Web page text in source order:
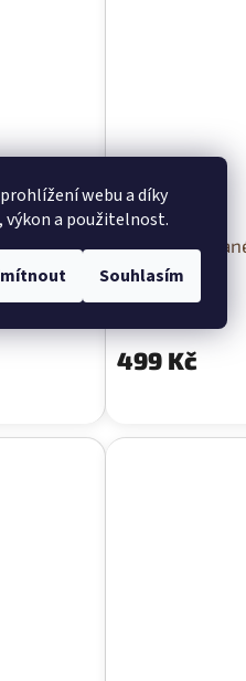
webu a díky
výkon a použitelnost.
Souhlasím
Letní
499 Kč